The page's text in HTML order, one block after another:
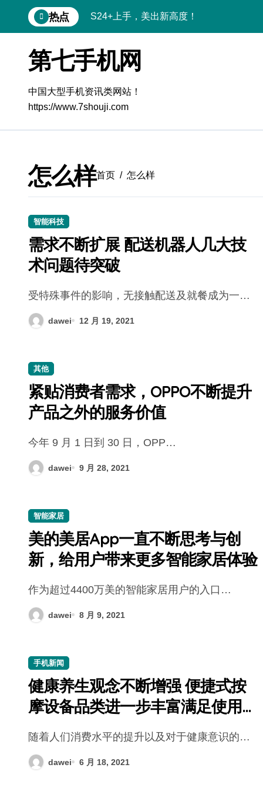
到
热点 S24+上手，美出新高度！
A56 5G登场，刷新三星时尚新高度！
三星S26上手玩转个性美化｜手机体验官
S25美化秘籍：个性定制，炫酷随行
Galaxy C55 5G潮玩定制，焕新体验无限
Galaxy Z Flip6：折叠时尚，秒变潮流焦
第七手机网
中国大型手机资讯类网站！
https://www.7shouji.com
怎么样首页 怎么样
智能科技
需求不断扩展 配送机器人几大技
术问题待突破
受特殊事件的影响，无接触配送及就餐成为一…
dawei 12 月 19, 2021
其他
紧贴消费者需求，OPPO不断提升
产品之外的服务价值
今年 9 月 1 日到 30 日，OPP…
dawei 9 月 28, 2021
智能家居
美的美居App一直不断思考与创
新，给用户带来更多智能家居体验
作为超过4400万美的智能家居用户的入口…
dawei 8 月 9, 2021
手机新闻
健康养生观念不断增强 便捷式按
摩设备品类进一步丰富满足使用所
需随着人们消费水平的提升以及对于健康意识的…
dawei 6 月 18, 2021